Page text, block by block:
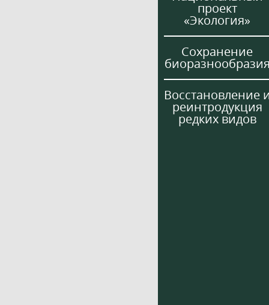
проект
«Экология»
Сохранение
Восстановление
реинтродукция
редких видов